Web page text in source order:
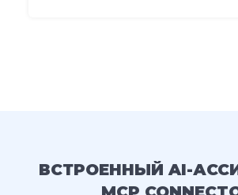
ВСТРОЕННЫЙ AI-